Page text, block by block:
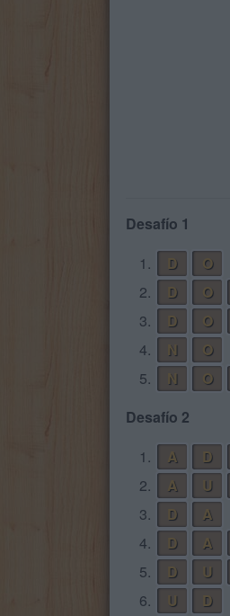
Desafío 1
1.
D
O
2.
D O
3.
D O
4.
N
O
5.
N O
Desafío 2
1.
A D
2.
A U
3.
D
A
4.
D A
5.
D U
6.
U
D